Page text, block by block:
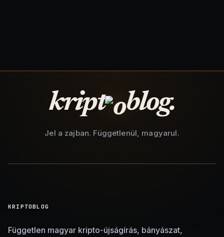
kript blog.
Jel a zajban. Függetlenül, magyarul.
KRIPTOBLOG
Független magyar kripto-újságírás, bányászat,